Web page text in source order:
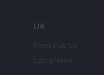
UK
News Hub UK
Lgbtq News